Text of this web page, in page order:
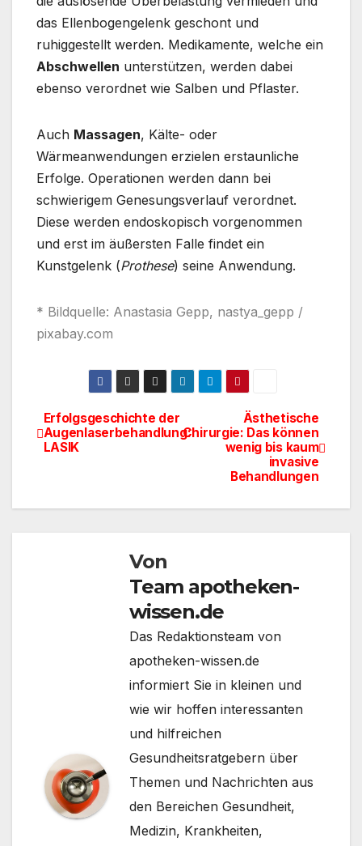
das Ellenbogengelenk geschont und
ruhiggestellt werden. Medikamente, welche ein
Abschwellen unterstützen, werden dabei
ebenso verordnet wie Salben und Pflaster.
Auch Massagen, Kälte- oder
Wärmeanwendungen erzielen erstaunliche
Erfolge. Operationen werden dann bei
schwierigem Genesungsverlauf verordnet.
Diese werden endoskopisch vorgenommen
und erst im äußersten Falle findet ein
Kunstgelenk (Prothese) seine Anwendung.
* Bildquelle: Anastasia Gepp, nastya_gepp /
pixabay.com
BeitragsnavigationÄsthetische
Chirurgie: Das können
wenig bis kaum
invasive
Behandlungen
Erfolgsgeschichte der
Augenlaserbehandlung:
LASIK
Von
Team apotheken-
wissen.de
Das Redaktionsteam von
apotheken-wissen.de
informiert Sie in kleinen und
wie wir hoffen interessanten
und hilfreichen
Gesundheitsratgebern über
Themen und Nachrichten aus
den Bereichen Gesundheit,
Medizin, Krankheiten,